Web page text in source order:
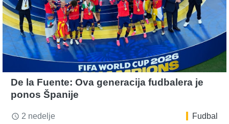
De la Fuente: Ova generacija fudbalera je
ponos Španije
access_time 2 nedelje Fudbal